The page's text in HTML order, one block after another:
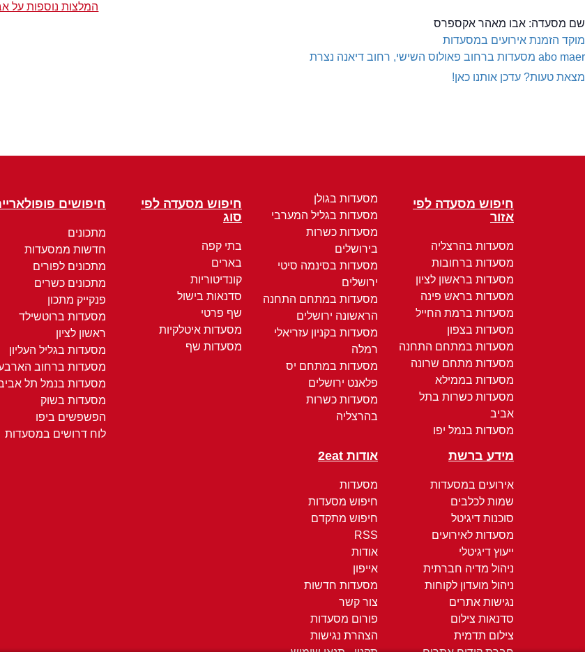
המלצות נוספות על
שם מסעדה: אבו מאהר אקספרס
מוקד הזמנת אירועים במסעדות
abo maer מסעדות ברחוב פאולוס השישי, רחוב דיאנה נצרת
מצאת טעות? עדכן אותנו כאן!
חיפוש מסעדה לפי
אזור
מסעדות בהרצליה
מסעדות ברחובות
מסעדות בראשון לציון
מסעדות בראש פינה
מסעדות ברמת החייל
מסעדות בצפון
מסעדות במתחם התחנה
מסעדות מתחם שרונה
מסעדות בממילא
מסעדות כשרות בתל
אביב
מסעדות בנמל יפו
מסעדות בגולן
מסעדות בגליל המערבי
מסעדות כשרות
בירושלים
מסעדות בסינמה סיטי
ירושלים
מסעדות במתחם התחנה
הראשונה ירושלים
מסעדות בקניון עזריאלי
רמלה
מסעדות במתחם יס
פלאנט ירושלים
מסעדות כשרות
בהרצליה
חיפוש מסעדה לפי
סוג
בתי קפה
בארים
קונדיטוריות
סדנאות בישול
שף פרטי
מסעדות איטלקיות
מסעדות שף
חיפושים
מתכונים
חדשות ממסעדות
מתכונים לפורים
מתכונים כשרים
פנקייק מתכון
מסעדות ברוטשילד
ראשון לציון
מסעדות בגליל העליון
מסעדות ברחוב
מסעדות בנמל תל
מסעדות בשוק
הפשפשים ביפו
לוח דרושים במסעדות
מידע ברשת
אירועים במסעדות
שמות לכלבים
סוכנות דיגיטל
מסעדות לאירועים
ייעוץ דיגיטלי
ניהול מדיה חברתית
ניהול מועדון לקוחות
נגישות אתרים
סדנאות צילום
צילום תדמית
אודות 2eat
מסעדות
חיפוש מסעדות
חיפוש מתקדם
RSS
אודות
אייפון
מסעדות חדשות
צור קשר
פורום מסעדות
הצהרת נגישות